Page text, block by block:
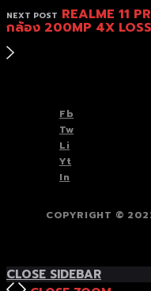
NEXT POST REALME 11
กล้อง 200MP 4X
Fb
Tw
Li
Yt
In
COPYRIGHT ©
CLOSE SIDEBAR